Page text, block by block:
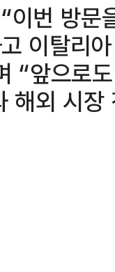
이번 방문
이탈리
“앞으로
해외 시